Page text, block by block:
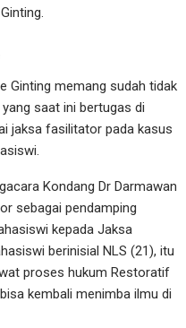
Ginting memang sudah tidak
saat ini bertugas di
jaksa fasilitator pada kasus
Kondang Dr Darmawan
sebagai pendamping
kepada Jaksa
berinisial NLS (21), itu
proses hukum Restoratif
kembali menimba ilmu di